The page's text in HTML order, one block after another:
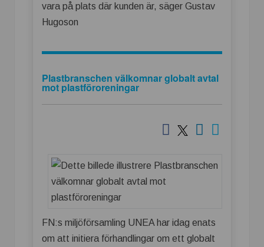
vara på plats där kunden är, säger Gustav
Hugoson
Plastbranschen välkomnar globalt avtal
mot plastföroreningar
FN:s miljöförsamling UNEA har idag enats
om att initiera förhandlingar om ett globalt